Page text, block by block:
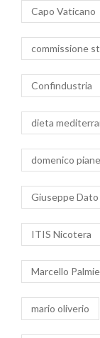
Capo Vaticano
commissione
Confindustria
dieta
domenico
Giuseppe Dato
ITIS Nicotera
Marcello
mario oliverio